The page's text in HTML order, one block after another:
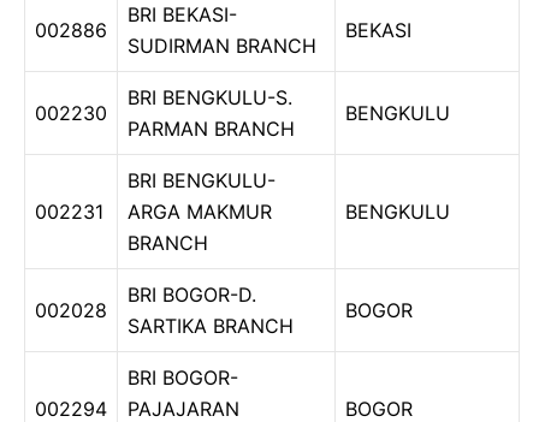
002886
BRI BEKASI-
SUDIRMAN BRANCH
BEKASI
002230
BRI BENGKULU-S.
PARMAN BRANCH
BENGKULU
002231
BRI BENGKULU-
ARGA MAKMUR
BRANCH
BENGKULU
002028
BRI BOGOR-D.
SARTIKA BRANCH
BOGOR
002294
BRI BOGOR-
PAJAJARAN
BOGOR